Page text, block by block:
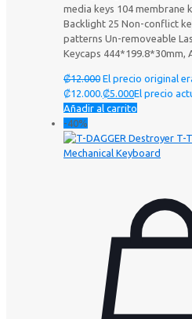
media keys 104 membrane
Backlight 25 Non-conflict
patterns Un-removeable
Keycaps 444*199.8*30mm,
₡12.000 El precio original
₡12.000. ₡5.000El precio
Añadir al carrito
-40%